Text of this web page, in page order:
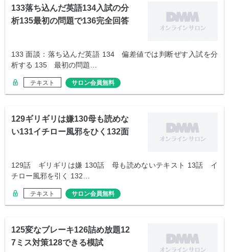
133落ち込んだ英語134入試の分
析135最初の問題で136完全回答
133 面談：落ち込んだ英語 134 偏差値では判断ぜす入試を分
析する 135 最初の問題…
テキスト サロン会員無料
129ギリギリは嫌130母も読めな
い131イチロー風邪をひく132面
129話 ギリギリは嫌 130話 母も読めないテキスト 13話 イ
チロー風邪を引く 132…
テキスト サロン会員無料
125変なブレーキ126詰め放題12
7ミス対策128できる模試